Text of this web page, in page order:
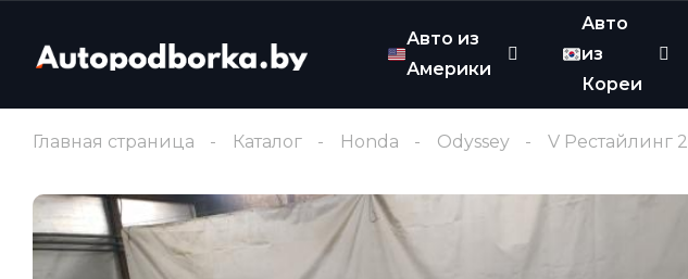
Авто из
Америки
Авто
из
Кореи
Главная страница Каталог Honda Odyssey V Рестайлинг 2